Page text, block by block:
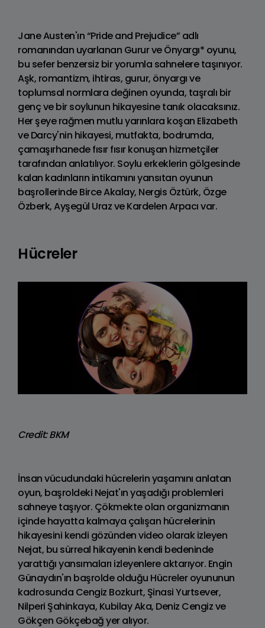
Jane Austen'ın “Pride and Prejudice” adlı
romanından uyarlanan Gurur ve Önyargı* oyunu,
bu sefer benzersiz bir yorumla sahnelere taşınıyor.
Aşk, romantizm, ihtiras, gurur, önyargı ve
toplumsal normlara değinen oyunda, taşralı bir
genç ve bir soylunun hikayesine tanık olacaksınız.
Her şeye rağmen mutlu yarınlara koşan Elizabeth
ve Darcy'nin hikayesi, mutfakta, bodrumda,
çamaşırhanede fısır fısır konuşan hizmetçiler
tarafından anlatılıyor. Soylu erkeklerin gölgesinde
kalan kadınların intikamını yansıtan oyunun
başrollerinde Birce Akalay, Nergis Öztürk, Özge
Özberk, Ayşegül Uraz ve Kardelen Arpacı var.
Hücreler
Credit: BKM
İnsan vücudundaki hücrelerin yaşamını anlatan
oyun, başroldeki Nejat'ın yaşadığı problemleri
sahneye taşıyor. Çökmekte olan organizmanın
içinde hayatta kalmaya çalışan hücrelerinin
hikayesini kendi gözünden video olarak izleyen
Nejat, bu sürreal hikayenin kendi bedeninde
yarattığı yansımaları izleyenlere aktarıyor. Engin
Günaydın'ın başrolde olduğu Hücreler oyununun
kadrosunda Cengiz Bozkurt, Şinasi Yurtsever,
Nilperi Şahinkaya, Kubilay Aka, Deniz Cengiz ve
Gökçen Gökçebağ yer alıyor.